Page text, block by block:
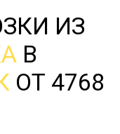
ИЗ
В
ОТ 4768